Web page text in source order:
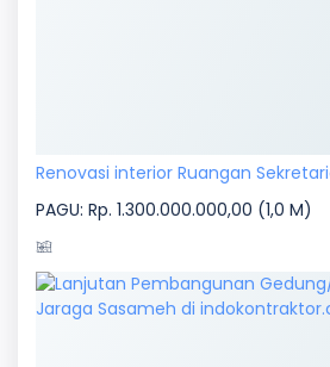
Renovasi interior Ruangan
PAGU: Rp. 1.300.000.000,00 (1,0 M)